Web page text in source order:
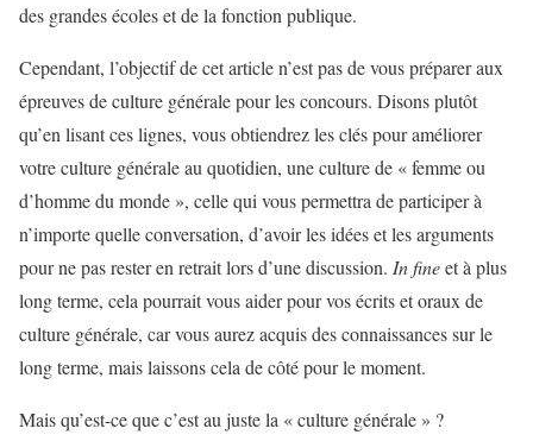
des grandes écoles et de la fonction publique.
Cependant, l’objectif de cet article n’est pas de vous préparer aux
épreuves de culture générale pour les concours. Disons plutôt
qu’en lisant ces lignes, vous obtiendrez les clés pour améliorer
votre culture générale au quotidien, une culture de « femme ou
d’homme du monde », celle qui vous permettra de participer à
n’importe quelle conversation, d’avoir les idées et les arguments
pour ne pas rester en retrait lors d’une discussion. In fineet à plus
long terme, cela pourrait vous aider pour vos écrits et oraux de
culture générale, car vous aurez acquis des connaissances sur le
long terme, mais laissons cela de côté pour le moment.
Mais qu’est-ce que c’est au juste la « culture générale » ?